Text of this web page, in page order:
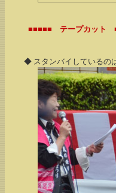
■■■■■ テープカット
◆ スタンバイしているの